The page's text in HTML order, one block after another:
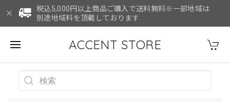
税込5,000円以上商品ご購入で送料無料※一部地域は
別途地域料を頂戴しております
ACCENT STORE